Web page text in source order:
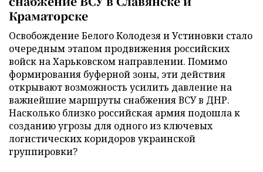
Краматорске
Освобождение Белого Колодезя и Устиновки стало
очередным этапом продвижения российских
войск на Харьковском направлении. Помимо
формирования буферной зоны, эти действия
открывают возможность усилить давление на
важнейшие маршруты снабжения ВСУ в ДНР.
Насколько близко российская армия подошла к
созданию угрозы для одного из ключевых
логистических коридоров украинской
группировки?